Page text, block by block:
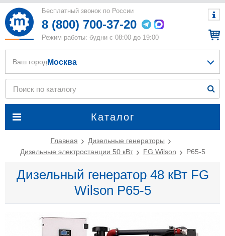
Бесплатный звонок по России
8 (800) 700-37-20
Режим работы: будни с 08:00 до 19:00
Каталог
Ваш город Москва
Главная
Дизельные генераторы
Дизельные электростанции 50 кВт
FG Wilson P65-5
Дизельный генератор 48 кВт FG
Wilson P65-5